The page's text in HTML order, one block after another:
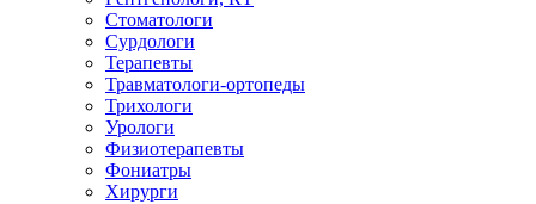
Стоматологи
Сурдологи
Терапевты
Травматологи-ортопеды
Трихологи
Урологи
Физиотерапевты
Фониатры
Хирурги